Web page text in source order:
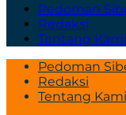
Pedoman
Redaksi
Tentang Kami
Pedoman
Redaksi
Tentang Kami